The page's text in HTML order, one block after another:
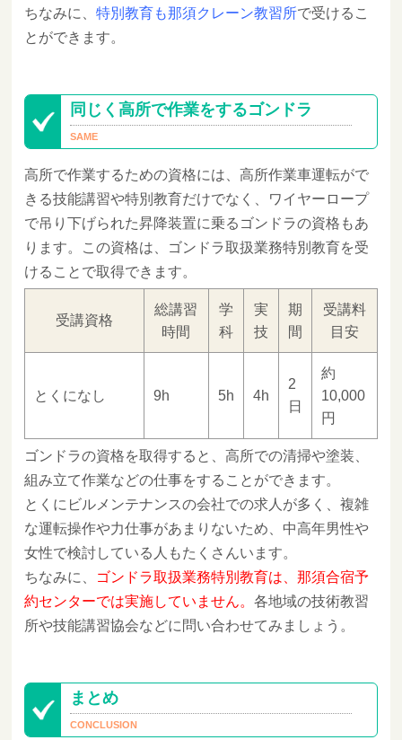
ちなみに、 特別教育も那須クレーン教習所で受けるこ
とができます。
同じく高所で作業をするゴンドラ
高所で作業するための資格には、高所作業車運転がで
きる技能講習や特別教育だけでなく、ワイヤーロープ
で吊り下げられた昇降装置に乗るゴンドラの資格もあ
ります。この資格は、ゴンドラ取扱業務特別教育を受
けることで取得できます。
受講資格
総講習
時間
学
科
実
技
期
間
受講料
目安
とくになし 9h 5h 4h
2
日
約
10,000
円
ゴンドラの資格を取得すると、高所での清掃や塗装、
組み立て作業などの仕事をすることができます。
とくにビルメンテナンスの会社での求人が多く、複雑
な運転操作や力仕事があまりないため、中高年男性や
女性で検討している人もたくさんいます。
ちなみに、
ゴンドラ取扱業務特別教育は、那須合宿予
約センターでは実施していません。 各地域の技術教習
所や技能講習協会などに問い合わせてみましょう。
まとめ